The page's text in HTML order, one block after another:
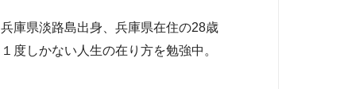
兵庫県淡路島出身、兵庫県在住の28歳
１度しかない人生の在り方を勉強中。